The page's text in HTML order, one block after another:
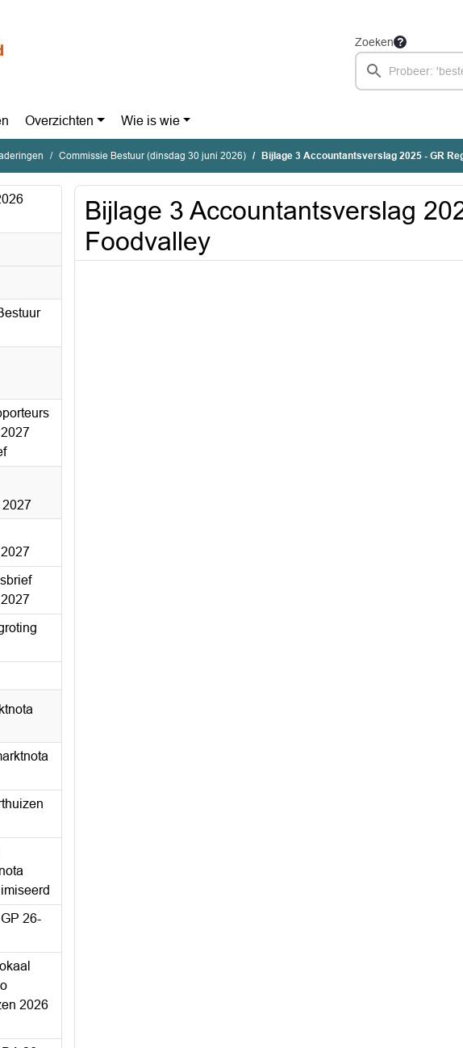
Zoeken
Overzichten Wie is wie
Commissie Bestuur (dinsdag 30 juni 2026) Bijlage 3 Accountantsverslag 2025 - GR
2027
26-
2026
Bijlage 3 Accountantsverslag
Foodvalley